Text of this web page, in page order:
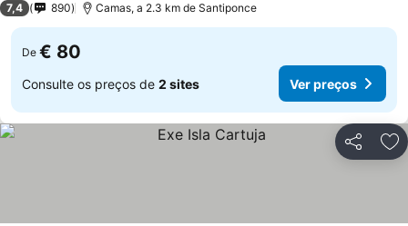
7,4 890 Camas, a 2.3 km de Santiponce
De € 80
Consulte os preços de 2 sites Ver preços
Partilhar